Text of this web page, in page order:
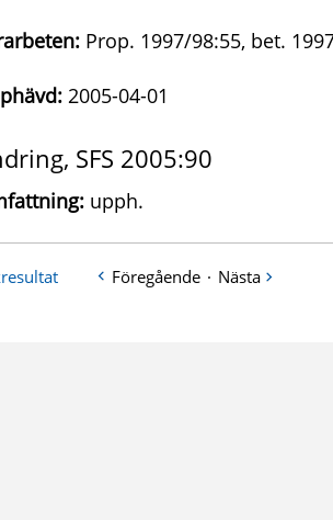
Prop. 1997/98:55, bet.
2005-04-01
SFS 2005:90
upph.
Föregående · Nästa